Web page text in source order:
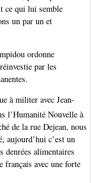
ce qui lui semble
un par un et
ordonne
par les
à militer avec Jean-
l’Humanité Nouvelle à
de la rue Dejean, nous
aujourd’hui c’est un
denrées alimentaires
français avec une forte